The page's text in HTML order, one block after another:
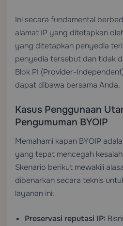
Ini secara fundamental
alamat IP yang ditetapkan
yang ditetapkan penyedia
penyedia tersebut dan tidak
Blok PI (Provider-
dapat dibawa bersama Anda.
Kasus Penggunaan
Pengumuman BYOIP
Memahami kapan BYOIP
yang tepat mencegah
Skenario berikut mewakili
dibenarkan secara teknis
layanan ini:
Preservasi reputasi IP: